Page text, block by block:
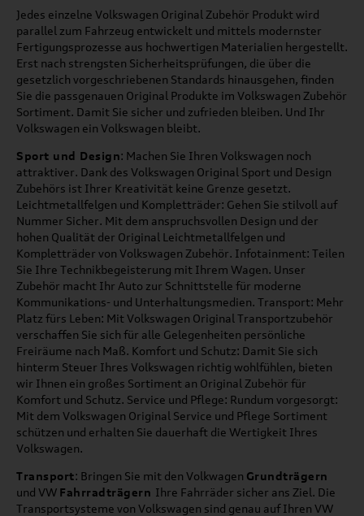
Jedes einzelne Volkswagen Original Zubehör Produkt wird
parallel zum Fahrzeug entwickelt und mittels modernster
Fertigungsprozesse aus hochwertigen Materialien hergestellt.
Erst nach strengsten Sicherheitsprüfungen, die über die
gesetzlich vorgeschriebenen Standards hinausgehen, finden
Sie die passgenauen Original Produkte im Volkswagen Zubehör
Sortiment. Damit Sie sicher und zufrieden bleiben. Und Ihr
Volkswagen ein Volkswagen bleibt.
Sport und Design: Machen Sie Ihren Volkswagen noch
attraktiver. Dank des Volkswagen Original Sport und Design
Zubehörs ist Ihrer Kreativität keine Grenze gesetzt.
Leichtmetallfelgen und Kompletträder: Gehen Sie stilvoll auf
Nummer Sicher. Mit dem anspruchsvollen Design und der
hohen Qualität der Original Leichtmetallfelgen und
Kompletträder von Volkswagen Zubehör. Infotainment: Teilen
Sie Ihre Technikbegeisterung mit Ihrem Wagen. Unser
Zubehör macht Ihr Auto zur Schnittstelle für moderne
Kommunikations- und Unterhaltungsmedien. Transport: Mehr
Platz fürs Leben: Mit Volkswagen Original Transportzubehör
verschaffen Sie sich für alle Gelegenheiten persönliche
Freiräume nach Maß. Komfort und Schutz: Damit Sie sich
hinterm Steuer Ihres Volkswagen richtig wohlfühlen, bieten
wir Ihnen ein großes Sortiment an Original Zubehör für
Komfort und Schutz. Service und Pflege: Rundum vorgesorgt:
Mit dem Volkswagen Original Service und Pflege Sortiment
schützen und erhalten Sie dauerhaft die Wertigkeit Ihres
Volkswagen.
Transport: Bringen Sie mit den Volkwagen Grundträgern
und VW Fahrradträgern Ihre Fahrräder sicher ans Ziel. Die
Transportsysteme von Volkswagen sind genau auf Ihren VW